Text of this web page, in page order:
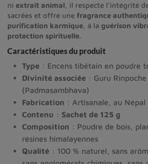
ni extrait animal , il respecte l’intégrité
sacrées et offre une fragrance
purification karmique , à la guérison
protection spirituelle.
Caractéristiques du produit
Type : Encens tibétain en poudre
Divinité associée : Guru Rinpoche
(Padmasambhava)
Fabrication : Artisanale, au Népal
Contenu : Sachet de 125 g
Composition : Poudre de bois,
résines himalayennes
Qualité : 100 % naturel, sans